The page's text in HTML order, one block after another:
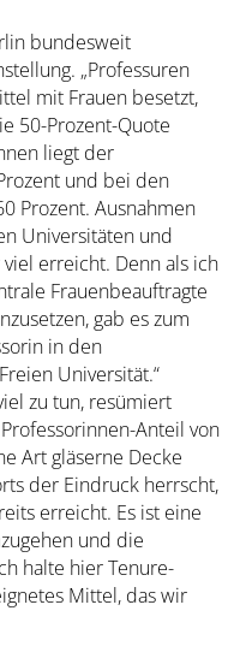
bundesweit
„Professuren
mit Frauen besetzt,
50-Prozent-Quote
liegt der
und bei den
Prozent. Ausnahmen
Universitäten und
erreicht. Denn als ich
Frauenbeauftragte
gab es zum
in den
Universität.“
zu tun, resümiert
Anteil von
Art gläserne Decke
der Eindruck herrscht,
erreicht. Es ist eine
und die
halte hier Tenure-
Mittel, das wir